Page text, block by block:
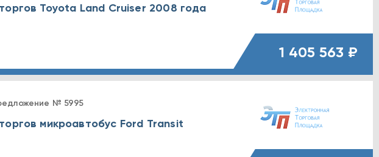
Toyota Land Cruiser 2008 года
1 405 563 ₽
№ 5995
микроавтобус Ford Transit